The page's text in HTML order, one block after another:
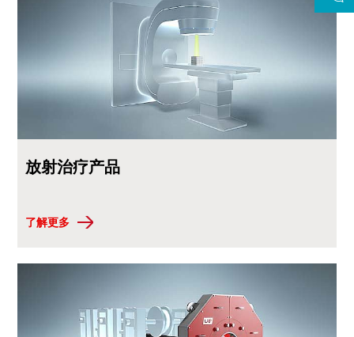
放射治疗产品
了解更多